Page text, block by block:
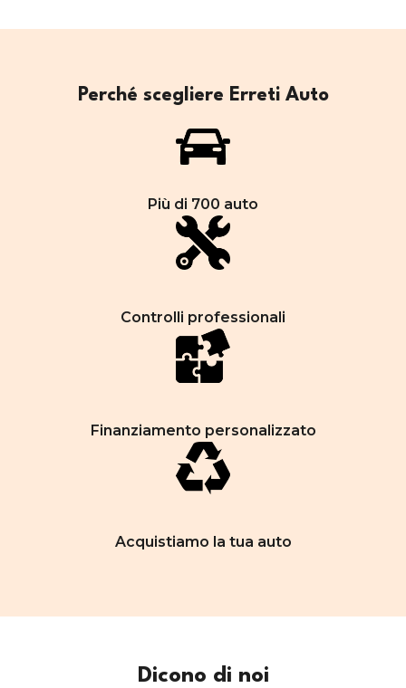
Perché scegliere Erreti Auto
Più di 700 auto
Controlli professionali
Finanziamento personalizzato
Acquistiamo la tua auto
Dicono di noi